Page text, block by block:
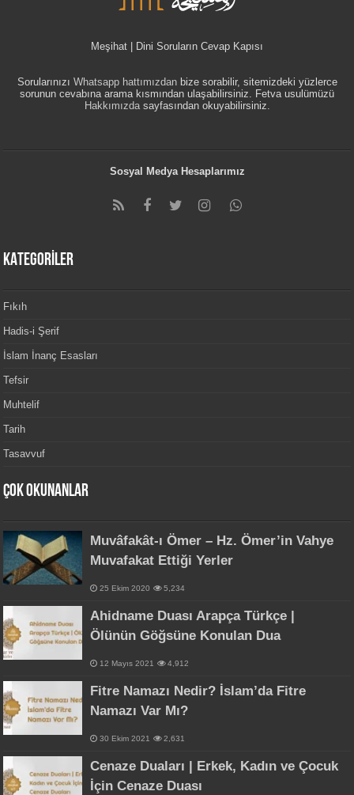
Meşihat | Dini Soruların Cevap Kapısı
Sorularınızı Whatsapp hattımızdanbize sorabilir, sitemizdeki yüzlerce
sorunun cevabına arama kısmından ulaşabilirsiniz. Fetva usulümüzü
Hakkımızdasayfasından okuyabilirsiniz.
Sosyal Medya Hesaplarımız
KATEGORİLER
Fıkıh
Hadis-i Şerif
İslam İnanç Esasları
Tefsir
Muhtelif
Tarih
Tasavvuf
Çok Okunanlar
Muvâfakât-ı Ömer – Hz. Ömer’in Vahye
Muvafakat Ettiği Yerler
25 Ekim 2020 5,234
Ahidname Duası Arapça Türkçe |
Ölünün Göğsüne Konulan Dua
12 Mayıs 2021 4,912
Fitre Namazı Nedir? İslam’da Fitre
Namazı Var Mı?
30 Ekim 2021 2,631
Cenaze Duaları | Erkek, Kadın ve Çocuk
İçin Cenaze Duası